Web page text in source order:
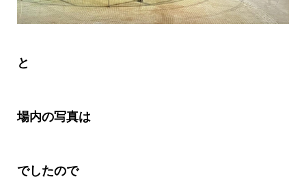
と
場内の写真は
でしたので